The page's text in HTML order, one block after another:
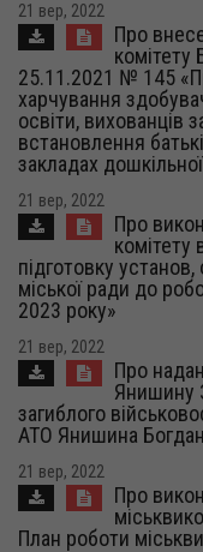
21 вер, 2022
Про
комітету
25.11.2021 № 145
харчування
освіти, вихованців
встановлення
закладах
21 вер, 2022
Про
підготовку
міської ради до
2023 року»
21 вер, 2022
Про
Янишину
загиблого
АТО Янишина
21 вер, 2022
Про
План роботи